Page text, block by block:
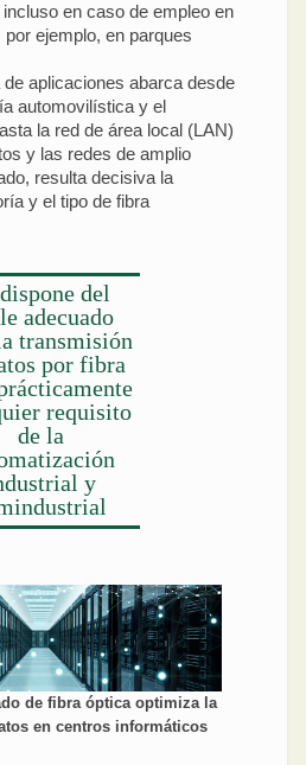
en caso de empleo en
ejemplo, en parques
aplicaciones abarca desde
automovilística y el
la red de área local (LAN)
y las redes de amplio
resulta decisiva la
y el tipo de fibra
del
adecuado
transmisión
por fibra
requisito
de la
y
de fibra óptica optimiza la
en centros informáticos